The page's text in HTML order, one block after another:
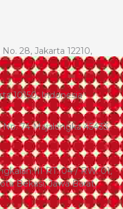
28, Jakarta 12210,
10150, Indonesia
74 Majalengka 45433,
III RT. 04 / RW. 01,
Bekasi, Jawa Barat,